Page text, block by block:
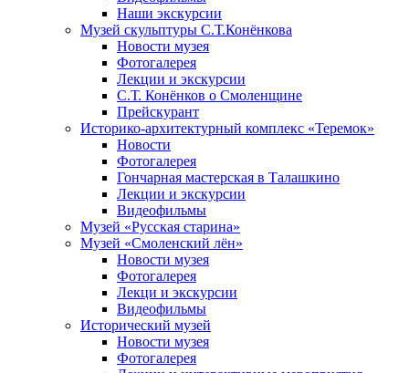
Наши экскурсии
Музей скульптуры С.Т.Конёнкова
Новости музея
Фотогалерея
Лекции и экскурсии
С.Т. Конёнков о Смоленщине
Прейскурант
Историко-архитектурный комплекс «Теремок»
Новости
Фотогалерея
Гончарная мастерская в Талашкино
Лекции и экскурсии
Видеофильмы
Музей «Русская старина»
Музей «Смоленский лён»
Новости музея
Фотогалерея
Лекци и экскурсии
Видеофильмы
Исторический музей
Новости музея
Фотогалерея